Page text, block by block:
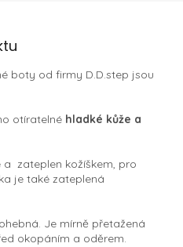
boty od firmy D.D.step jsou
otíratelné hladké kůže a
a zateplen kožíškem, pro
je také zateplená
Je mírně přetažená
okopáním a oděrem.